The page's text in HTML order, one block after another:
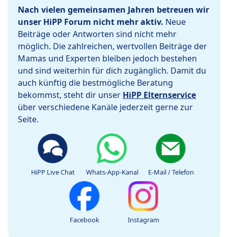
Nach vielen gemeinsamen Jahren betreuen wir
unser HiPP Forum nicht mehr aktiv. Neue
Beiträge oder Antworten sind nicht mehr
möglich. Die zahlreichen, wertvollen Beiträge der
Mamas und Experten bleiben jedoch bestehen
und sind weiterhin für dich zugänglich. Damit du
auch künftig die bestmögliche Beratung
bekommst, steht dir unser HiPP Elternservice
über verschiedene Kanäle jederzeit gerne zur
Seite.
HiPP Live Chat Whats-App-Kanal E-Mail / Telefon
Facebook Instagram